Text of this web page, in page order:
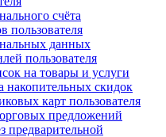
счёта
пользователя
данных
пользователя
на товары и услуги
накопительных скидок
карт пользователя
предложений
предварительной